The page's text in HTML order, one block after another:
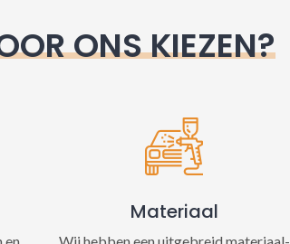
ONS KIEZEN?
Materiaal